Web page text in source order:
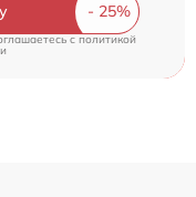
c политикой